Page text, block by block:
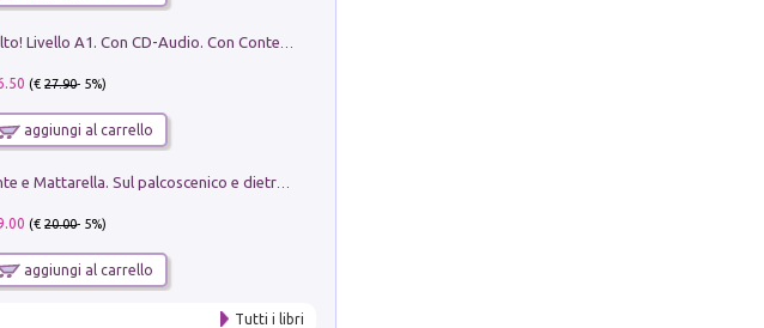
(€27.90- 5%)
aggiungi al carrello
(€20.00- 5%)
aggiungi al carrello
Tutti i libri